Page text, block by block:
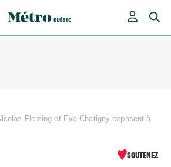
Fleming et Eva Chatigny exposent à
SOUTENEZ